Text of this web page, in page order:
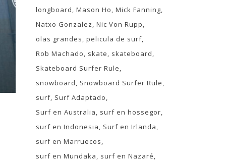
longboard Mason Ho Mick Fanning
Natxo Gonzalez Nic Von Rupp
olas grandes pelicula de surf
Rob Machado
skate
skateboard
Skateboard Surfer Rule
snowboard
Snowboard Surfer Rule
surf Surf Adaptado
Surf en Australia
surf en hossegor
surf en Indonesia
Surf en Irlanda
surf en Marruecos
surf en Mundaka
surf en Nazaré